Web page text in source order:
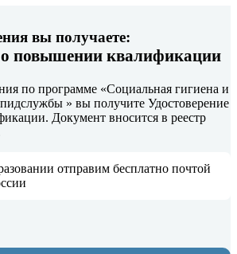
вы получаете:
о повышении квалификации
по программе «Социальная гигиена и
» вы получите Удостоверение
Документ вносится в реестр
отправим бесплатно почтой